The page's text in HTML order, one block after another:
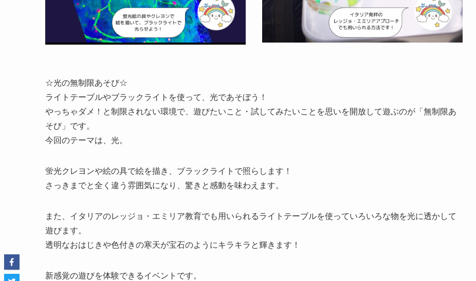
☆光の無制限あそび☆
ライトテーブルやブラックライトを使って、光であそぼう！
やっちゃダメ！と制限されない環境で、遊びたいこと・試してみたいことを思いを開放して遊ぶのが「無制限あ
そび」です。
今回のテーマは、光。
蛍光クレヨンや絵の具で絵を描き、ブラックライトで照らします！
さっきまでと全く違う雰囲気になり、驚きと感動を味わえます。
また、イタリアのレッジョ・エミリア教育でも用いられるライトテーブルを使っていろいろな物を光に透かして
遊びます。
透明なおはじきや色付きの寒天が宝石のようにキラキラと輝きます！
新感覚の遊びを体験できるイベントです。